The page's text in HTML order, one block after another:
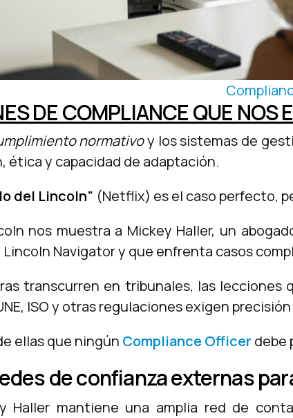
DE COMPLIANCE QUE NOS
normativoy los sistemas de
ética y capacidad de adaptación.
del Lincoln” (Netflix) es el caso perfecto,
nos muestra a Mickey Haller, un
Navigator y que enfrenta casos
transcurren en tribunales, las
ISO y otras regulaciones exigen
ellas que ningún Compliance Officer debe
de confianza externas
Haller mantiene una amplia red de